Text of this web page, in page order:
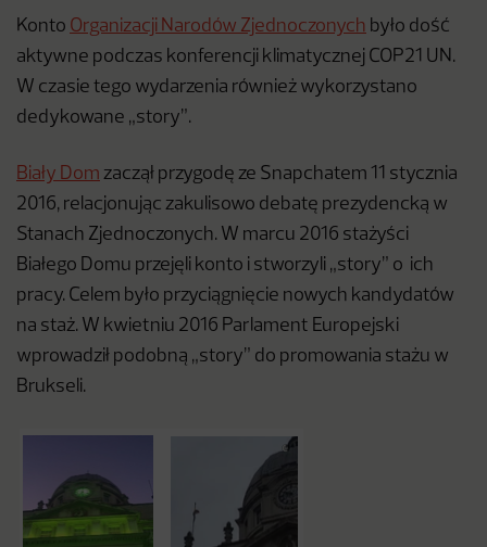
Konto Organizacji Narodów Zjednoczonych było dość
aktywne podczas konferencji klimatycznej COP21 UN.
W czasie tego wydarzenia również wykorzystano
dedykowane „story”.
Biały Dom zaczął przygodę ze Snapchatem 11 stycznia
2016, relacjonując zakulisowo debatę prezydencką w
Stanach Zjednoczonych. W marcu 2016 stażyści
Białego Domu przejęli konto i stworzyli „story” o ich
pracy. Celem było przyciągnięcie nowych kandydatów
na staż. W kwietniu 2016 Parlament Europejski
wprowadził podobną „story” do promowania stażu w
Brukseli.